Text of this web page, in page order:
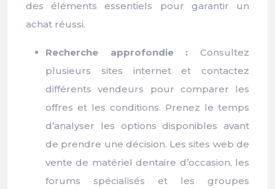
des éléments essentiels pour garantir un
achat réussi.
Recherche approfondie : Consultez
plusieurs sites internet et contactez
différents vendeurs pour comparer les
offres et les conditions. Prenez le temps
d’analyser les options disponibles avant
de prendre une décision. Les sites web de
vente de matériel dentaire d’occasion, les
forums spécialisés et les groupes